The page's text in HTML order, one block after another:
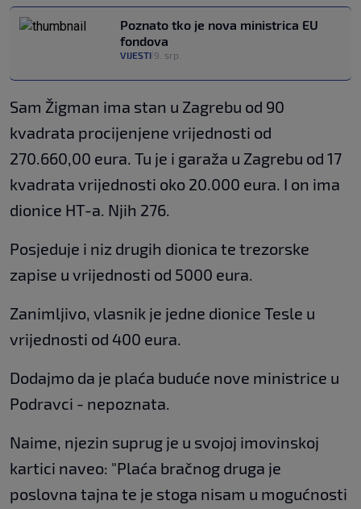
Poznato tko je nova ministrica EU
fondova
VIJESTI 9. srp.
Sam Žigman ima stan u Zagrebu od 90
kvadrata procijenjene vrijednosti od
270.660,00 eura. Tu je i garaža u Zagrebu od 17
kvadrata vrijednosti oko 20.000 eura. I on ima
dionice HT-a. Njih 276.
Posjeduje i niz drugih dionica te trezorske
zapise u vrijednosti od 5000 eura.
Zanimljivo, vlasnik je jedne dionice Tesle u
vrijednosti od 400 eura.
Dodajmo da je plaća buduće nove ministrice u
Podravci - nepoznata.
Naime, njezin suprug je u svojoj imovinskoj
kartici naveo: "Plaća bračnog druga je
poslovna tajna te je stoga nisam u mogućnosti